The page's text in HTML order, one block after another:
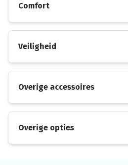
Comfort
Veiligheid
Overige accessoires
Overige opties